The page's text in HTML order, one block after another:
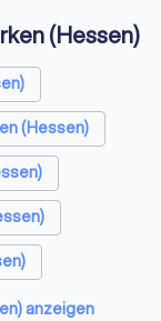
(Hessen)
(Hessen)
(Hessen)
anzeigen